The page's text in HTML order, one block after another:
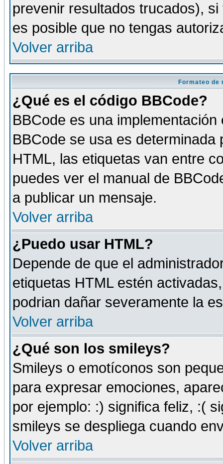
prevenir resultados trucados),
es posible que no tengas
Volver arriba
Formateo de
¿Qué es el código BBCode?
BBCode es una
BBCode se usa es
HTML, las etiquetas van entre
puedes ver el manual de
a publicar un mensaje.
Volver arriba
¿Puedo usar HTML?
Depende de que el
etiquetas HTML estén
podrian dañar severamente la
Volver arriba
¿Qué son los smileys?
Smileys o emotíconos son
para expresar emociones,
por ejemplo: :) significa feliz, :(
smileys se despliega cuando
Volver arriba